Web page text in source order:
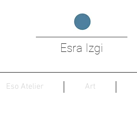
Esra Izgi
Eso Atelier Art